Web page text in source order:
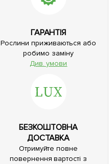
ГАРАНТІЯ
Рослини приживаються або
робимо заміну
Див. умови
БЕЗКОШТОВНА
ДОСТАВКА
Отримуйте повне
повернення вартості з